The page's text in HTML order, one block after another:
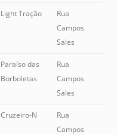
Light Tração
Rua
Campos
Sales
Paraíso das
Borboletas
Rua
Campos
Sales
Cruzeiro-N
Rua
Campos